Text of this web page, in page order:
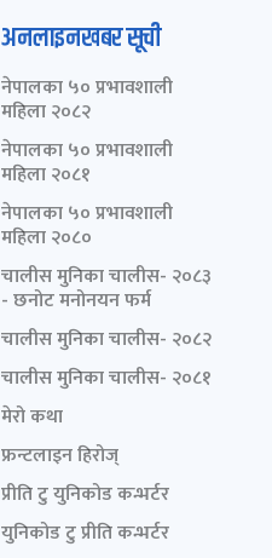
अनलाइनखबर सूची
नेपालका ५० प्रभावशाली
महिला २०८२
नेपालका ५० प्रभावशाली
महिला २०८१
नेपालका ५० प्रभावशाली
महिला २०८०
चालीस मुनिका चालीस- २०८३
- छनोट मनोनयन फर्म
चालीस मुनिका चालीस- २०८२
चालीस मुनिका चालीस- २०८१
मेरो कथा
फ्रन्टलाइन हिरोज्
प्रीति टु युनिकोड कन्भर्टर
युनिकोड टु प्रीति कन्भर्टर